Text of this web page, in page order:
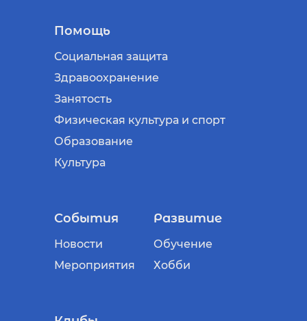
Помощь
Социальная защита
Здравоохранение
Занятость
Физическая культура и спорт
Образование
Культура
События
Новости
Мероприятия
Развитие
Обучение
Хобби